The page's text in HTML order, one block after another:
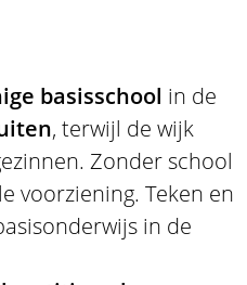
basisschool in de
, terwijl de wijk
Zonder school
voorziening. Teken en
in de